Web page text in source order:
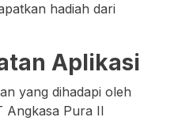
hadiah dari
Aplikasi
yang dihadapi oleh
Angkasa Pura II